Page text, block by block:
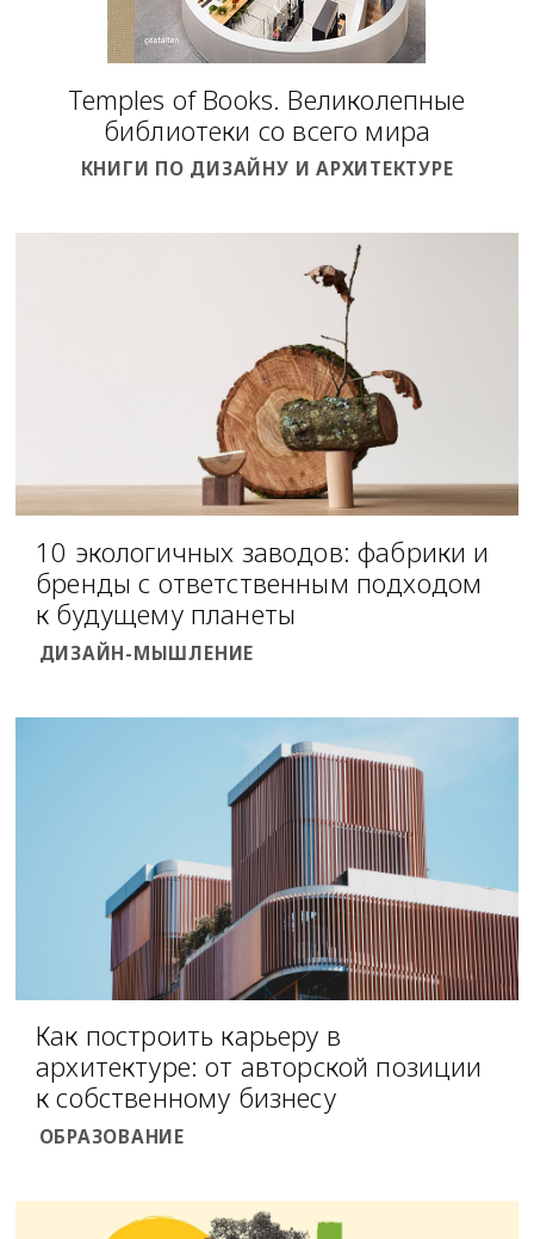
Temples of Books. Великолепные
библиотеки со всего мира
КНИГИ ПО ДИЗАЙНУ И АРХИТЕКТУРЕ
10 экологичных заводов: фабрики и
бренды с ответственным подходом
к будущему планеты
ДИЗАЙН-МЫШЛЕНИЕ
Как построить карьеру в
архитектуре: от авторской позиции
к собственному бизнесу
ОБРАЗОВАНИЕ